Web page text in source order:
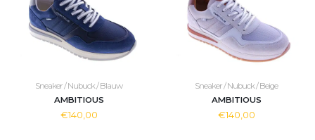
Sneaker / Nubuck / Blauw
AMBITIOUS
€140,00
Sneaker / Nubuck / Beige
AMBITIOUS
€140,00